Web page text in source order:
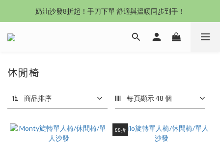
沙發新登場｜想躺就躺，頭等艙到商務艙一次擁有
奶油沙發8折起！手刀下單 舒適與溫暖同步到手！
Outlet專區：期間限定，驚喜下殺中！
休閒椅
商品排序 每頁顯示 48 個
88折